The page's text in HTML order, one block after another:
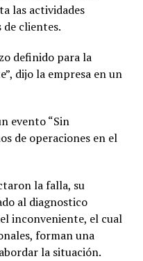
las actividades
de clientes.
definido para la
dijo la empresa en un
evento “Sin
de operaciones en el
la falla, su
al diagnostico
inconveniente, el cual
forman una
la situación.